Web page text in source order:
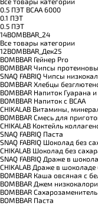
0.5 ПЭТ ВСАА 6000
0.1 ПЭТ
0.5 ПЭТ
14BOMBBAR_24
Все товары категории
12BOMBBAR_Дек25
BOMBBAR Гейнер Pro
BOMBBAR Чипсы
SNAQ FABRIQ Чипсы
BOMBBAR Хлебцы
BOMBBAR Напиток Гуарана
BOMBBAR Напиток с BCAA
CHIKALAB Витамины,
BOMBBAR Смесь для
CHIKALAB Коктейль
SNAQ FABRIQ Паста
SNAQ FABRIQ Шоколад без
CHIKALAB Шоколад без
SNAQ FABRIQ Драже в
CHIKALAB Драже в шоколаде
BOMBBAR Каша овсяная с
BOMBBAR Джем
BOMBBAR Сахарозаменитель
BOMBBAR Паста